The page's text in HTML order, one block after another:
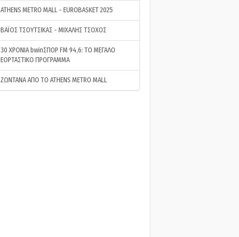
ATHENS METRO MALL - EUROBASKET 2025
ΒΑΪΟΣ ΤΣΟΥΤΣΙΚΑΣ - ΜΙΧΑΛΗΣ ΤΣΟΧΟΣ
30 ΧΡΟΝΙΑ bwinΣΠΟΡ FM 94,6: ΤΟ ΜΕΓΑΛΟ
ΕΟΡΤΑΣΤΙΚΟ ΠΡΟΓΡΑΜΜΑ
ΖΩΝΤΑΝΑ ΑΠΟ ΤΟ ATHENS METRO MALL